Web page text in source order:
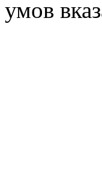
умов